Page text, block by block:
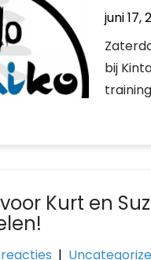
juni 17,
bij
Kurt en
|